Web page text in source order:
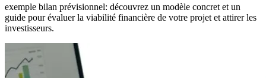
exemple bilan prévisionnel: découvrez un modèle concret et un
guide pour évaluer la viabilité financière de votre projet et attirer les
investisseurs.